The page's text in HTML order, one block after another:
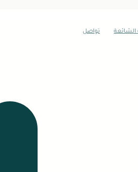
الشائعة تواصل